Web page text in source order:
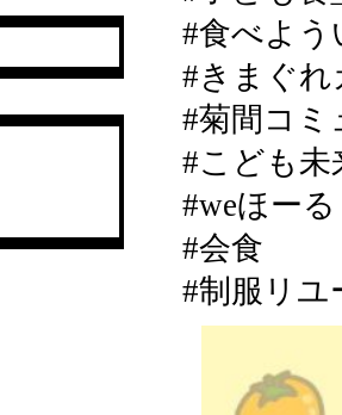
#食べよう
#きまぐれ
#菊間コ
#こども未
#weほーる
#会食
#制服リユ